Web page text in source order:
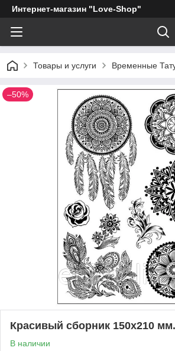
Интернет-магазин "Love-Shop"
Товары и услуги Временные
–50%
Красивый сборник 150х210 мм.
В наличии